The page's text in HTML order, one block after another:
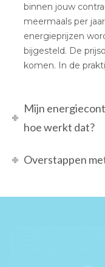
binnen jouw
meermaals per
energieprijzen
bijgesteld. De
komen. In de
Mijn
hoe werkt dat?
Overstappen